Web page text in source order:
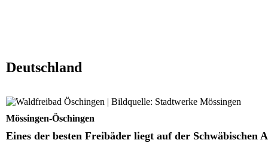
Deutschland
Eines der besten Freibäder liegt auf der Schwäbischen
Mössingen-Öschingen
Eines der besten Freibäder liegt auf der Schwäbischen